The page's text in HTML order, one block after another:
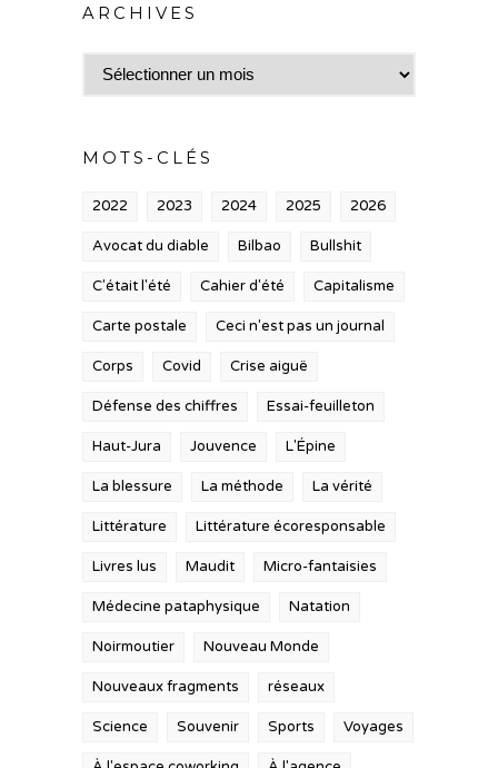
ARCHIVES
Archives
MOTS-CLÉS
2022 2023 2024 2025 2026
Avocat du diable Bilbao Bullshit
C'était l'été Cahier d'été Capitalisme
Carte postale Ceci n'est pas un journal
Corps Covid Crise aiguë
Défense des chiffres Essai-feuilleton
Haut-Jura Jouvence L'Épine
La blessure La méthode La vérité
Littérature Littérature écoresponsable
Livres lus Maudit Micro-fantaisies
Médecine pataphysique Natation
Noirmoutier Nouveau Monde
Nouveaux fragments réseaux
Science Souvenir Sports Voyages